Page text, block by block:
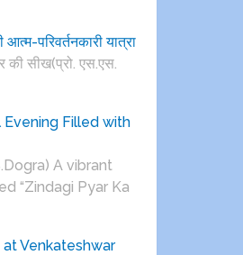
परिवर्तनकारी यात्रा
की सीख(प्रो. एस.एस.
Filled with
A vibrant
“Zindagi Pyar Ka
Venkateshwar